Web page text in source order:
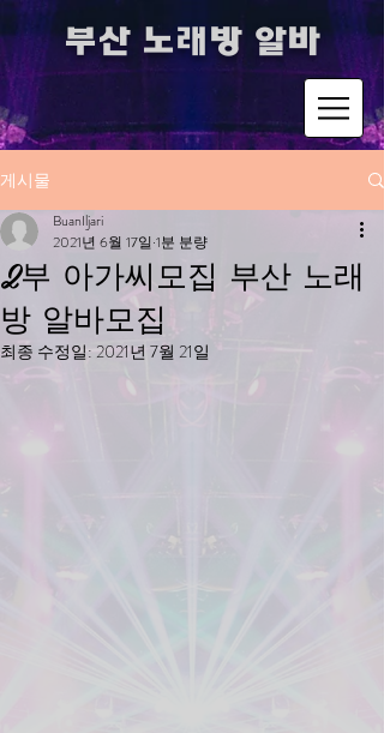
​부산 노래방 알바
게시물
2부 아가씨모집 부산 노래
방 알바모집
BuanIljari
2021년 6월 17일 1분 분량
최종 수정일: 2021년 7월 21일